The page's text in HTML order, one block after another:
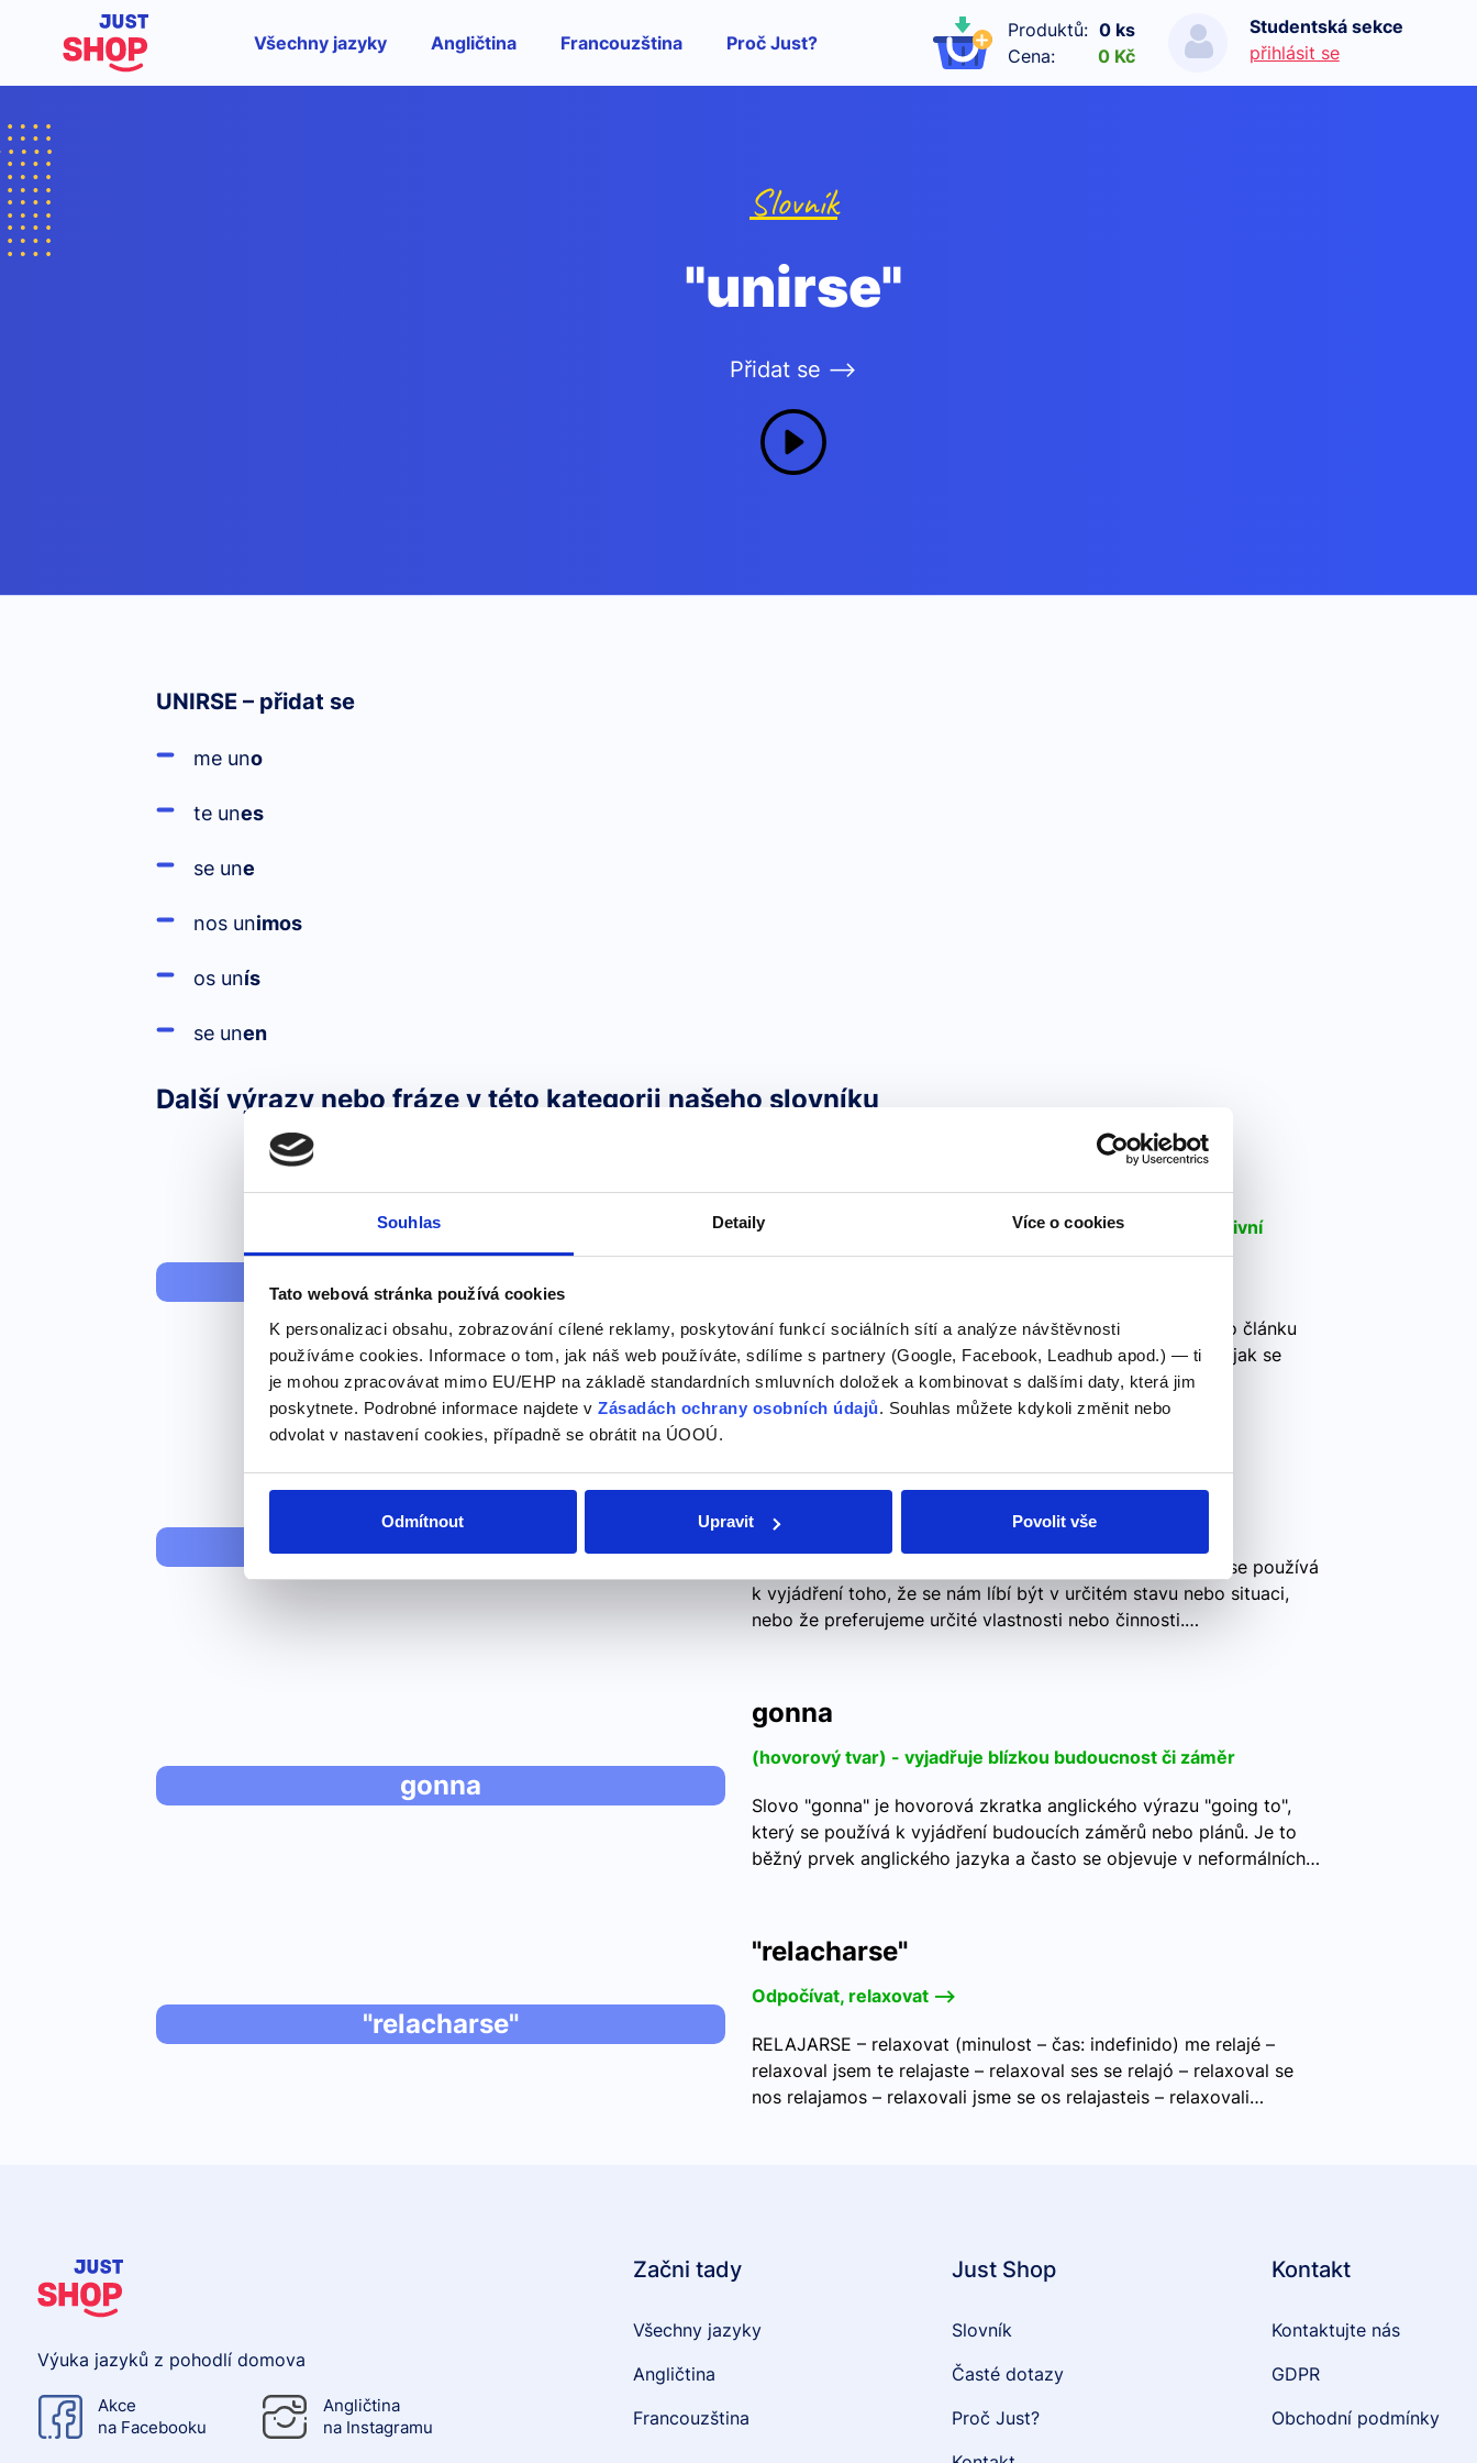
Souhlas Detaily Více o cookies
Tato webová stránka používá cookies
K personalizaci obsahu, zobrazování cílené reklamy, poskytování funkcí sociálních sítí a analýze návštěvnosti
používáme cookies. Informace o tom, jak náš web používáte, sdílíme s partnery (Google, Facebook, Leadhub apod.) — ti
je mohou zpracovávat mimo EU/EHP na základě standardních smluvních doložek a kombinovat s dalšími daty, která jim
poskytnete. Podrobné informace najdete v Zásadách ochrany osobních údajů. Souhlas můžete kdykoli změnit nebo
odvolat v nastavení cookies, případně se obrátit na ÚOOÚ.
Odmítnout Upravit Povolit vše
Všechny jazyky Angličtina Francouzština Proč Just?
Produktů: 0 ks
Cena:
0 Kč
Studentská sekce
přihlásit se
Slovník
"unirse"
Přidat se -->
UNIRSE – přidat se
me uno
te unes
se une
nos unimos
os unís
se unen
Další výrazy nebo fráze v této kategorii našeho slovníku
Dny v týdnu anglicky
Naučte se dny v týdnu v angličtině - Jednoduchý a efektivní
průvodce pro začátečníky i pokročilé.
jednoduchým a užitečným, jako jsou dny v týdnu. V tomto článku
se dozvíte, jak se řeknou a napíšou dny v týdnu anglicky, jak se
vyslovují, jak…
I like to be
I like to be
ráda jsem
Použití fráze "I like to be" v angličtině Fráze "I like to be" se používá
k vyjádření toho, že se nám líbí být v určitém stavu nebo situaci,
nebo že preferujeme určité vlastnosti nebo činnosti.…
gonna
gonna
(hovorový tvar) - vyjadřuje blízkou budoucnost či záměr
Slovo "gonna" je hovorová zkratka anglického výrazu "going to",
který se používá k vyjádření budoucích záměrů nebo plánů. Je to
běžný prvek anglického jazyka a často se objevuje v neformálních…
"relacharse"
"relacharse"
Odpočívat, relaxovat -->
RELAJARSE – relaxovat (minulost – čas: indefinido) me relajé –
relaxoval jsem te relajaste – relaxoval ses se relajó – relaxoval se
nos relajamos – relaxovali jsme se os relajasteis – relaxovali…
Výuka jazyků z pohodlí domova
Akce
na Facebooku
Angličtina
na Instagramu
Začni tady
Všechny jazyky
Angličtina
Francouzština
Just Shop
Slovník
Časté dotazy
Proč Just?
Kontakt
Kontaktujte nás
GDPR
Obchodní podmínky